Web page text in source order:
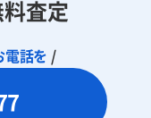
査定
電話を /